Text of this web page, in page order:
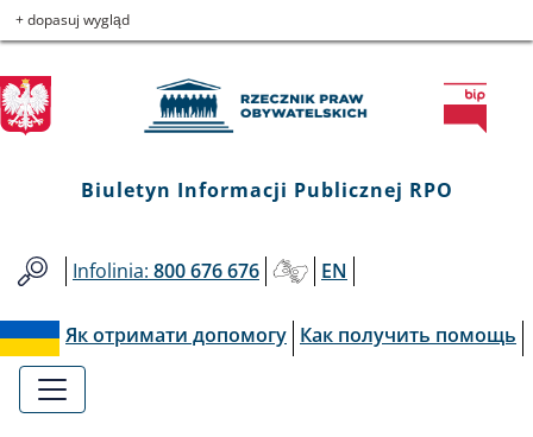
Przejdź
do
menu
głównego
Przejdź
do
treści
Przejdź
to
informacji
o
kontakcie
Przejdź
do
mapy
serwisu
Biuletyn
Informacji
Publicznej
RPO
+ dopasuj wygląd
Biuletyn Informacji Publicznej RPO
Infolinia: 800 676 676 EN
Як отримати допомогу Как получить помощь